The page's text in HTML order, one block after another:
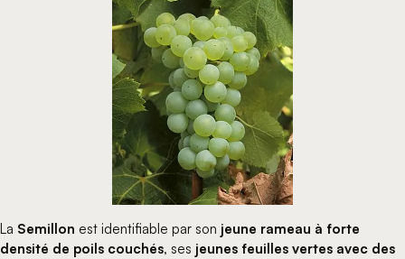
La Semillon est identifiable par son jeune rameau à forte
densité de poils couchés, ses jeunes feuilles vertes avec des